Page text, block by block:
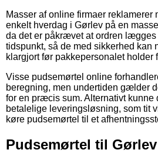
Masser af online firmaer reklamerer
enkelt hverdag i Gørlev på en
da det er påkrævet at ordren lægges
tidspunkt, så de med sikkerhed kan
klargjort før pakkepersonalet holder
Visse pudsemørtel online
beregning, men undertiden gælder
for en præcis sum. Alternativt kunne
betalelige leveringsløsning, som tit
køre pudsemørtel til et
Pudsemørtel til Gørlev